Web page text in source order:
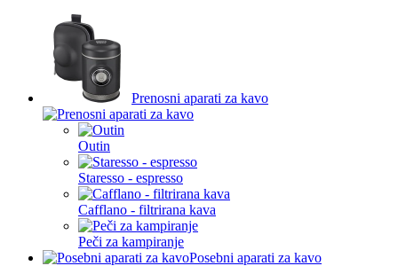
Prenosni aparati za kavo
Outin
Staresso - espresso
Cafflano - filtrirana kava
Peči za kampiranje
Posebni aparati za kavo